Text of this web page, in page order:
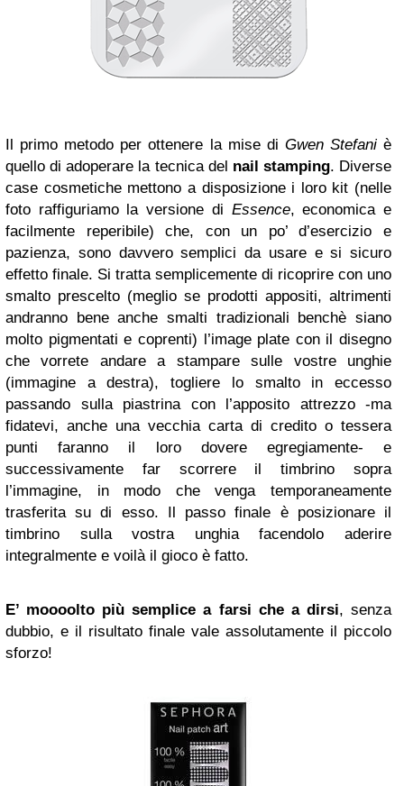
Il primo metodo per ottenere la mise di Gwen Stefaniè
quello di adoperare la tecnica del nail stamping. Diverse
case cosmetiche mettono a disposizione i loro kit (nelle
foto raffiguriamo la versione di Essence, economica e
facilmente reperibile) che, con un po’ d’esercizio e
pazienza, sono davvero semplici da usare e si sicuro
effetto finale. Si tratta semplicemente di ricoprire con uno
smalto prescelto (meglio se prodotti appositi, altrimenti
andranno bene anche smalti tradizionali benchè siano
molto pigmentati e coprenti) l’image plate con il disegno
che vorrete andare a stampare sulle vostre unghie
(immagine a destra), togliere lo smalto in eccesso
passando sulla piastrina con l’apposito attrezzo -ma
fidatevi, anche una vecchia carta di credito o tessera
punti faranno il loro dovere egregiamente- e
successivamente far scorrere il timbrino sopra
l’immagine, in modo che venga temporaneamente
trasferita su di esso. Il passo finale è posizionare il
timbrino sulla vostra unghia facendolo aderire
integralmente e voilà il gioco è fatto.
E’ moooolto più semplice a farsi che a dirsi, senza
dubbio, e il risultato finale vale assolutamente il piccolo
sforzo!